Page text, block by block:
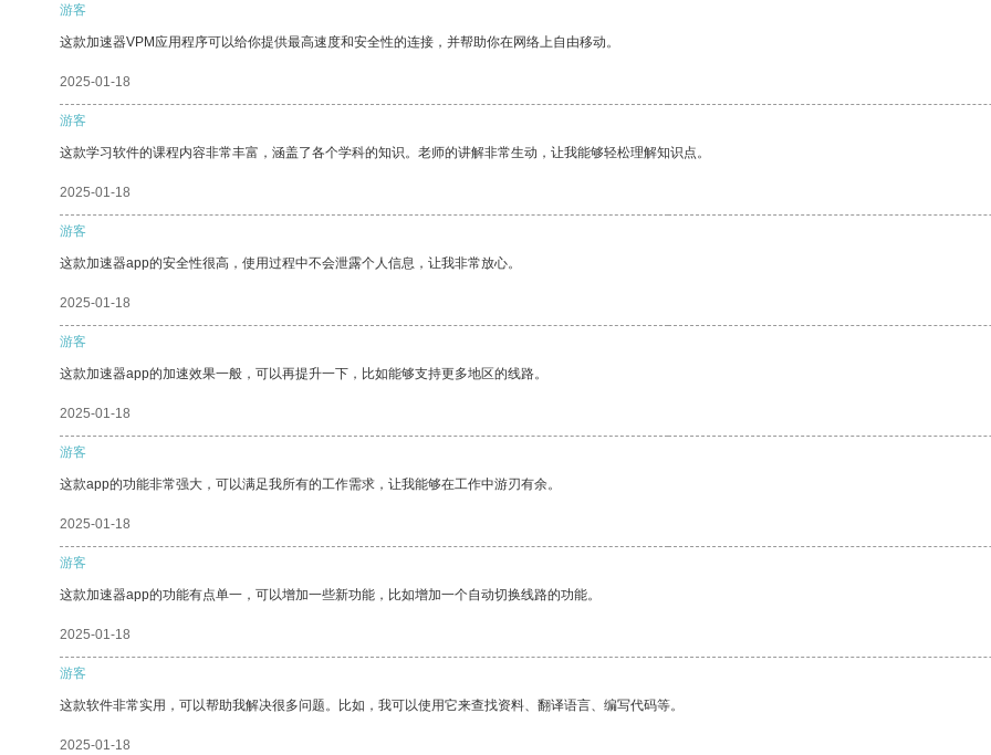
游客
这款加速器VPM应用程序可以给你提供最高速度和安全性的连接，并帮助你在网络上自由移动。
2025-01-18
游客
这款学习软件的课程内容非常丰富，涵盖了各个学科的知识。老师的讲解非常生动，让我能够轻松理解知识点。
2025-01-18
游客
这款加速器app的安全性很高，使用过程中不会泄露个人信息，让我非常放心。
2025-01-18
游客
这款加速器app的加速效果一般，可以再提升一下，比如能够支持更多地区的线路。
2025-01-18
游客
这款app的功能非常强大，可以满足我所有的工作需求，让我能够在工作中游刃有余。
2025-01-18
游客
这款加速器app的功能有点单一，可以增加一些新功能，比如增加一个自动切换线路的功能。
2025-01-18
游客
这款软件非常实用，可以帮助我解决很多问题。比如，我可以使用它来查找资料、翻译语言、编写代码等。
2025-01-18